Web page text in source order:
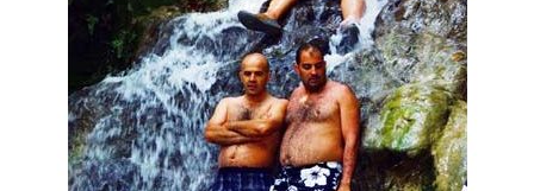
34
Her yaz mevsiminde sahillerimizde
yaşanan olaylar ve görüntüler bu yıl
da tekrarlandı... İşte o kareler...